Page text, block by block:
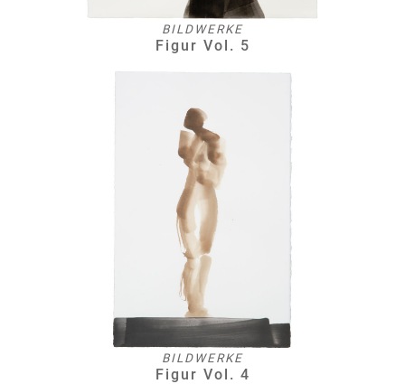
BILDWERKE
Figur Vol. 5
BILDWERKE
Figur Vol. 4